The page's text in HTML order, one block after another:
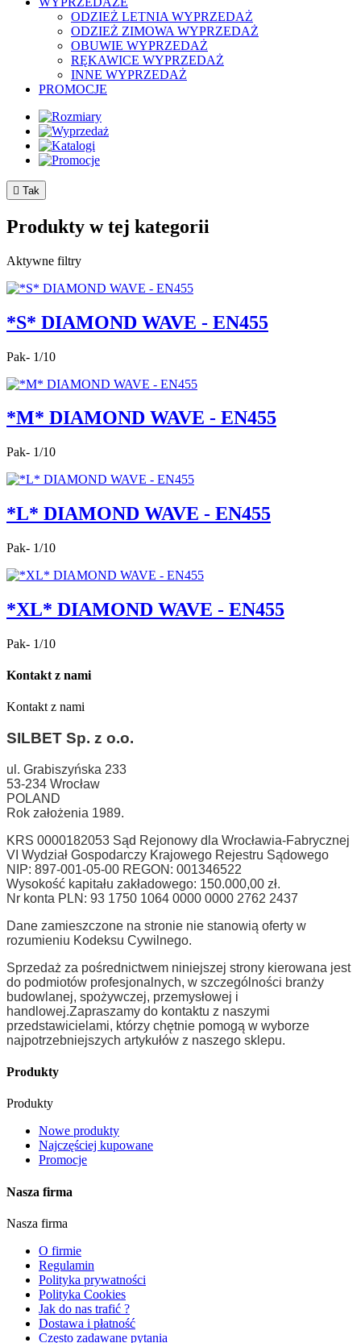
ODZIEŻ LETNIA WYPRZEDAŻ
ODZIEŻ ZIMOWA WYPRZEDAŻ
OBUWIE WYPRZEDAŻ
RĘKAWICE WYPRZEDAŻ
INNE WYPRZEDAŻ
PROMOCJE
 Tak
Produkty w tej kategorii
Aktywne filtry
*S* DIAMOND WAVE - EN455
Pak- 1/10
*M* DIAMOND WAVE - EN455
Pak- 1/10
*L* DIAMOND WAVE - EN455
Pak- 1/10
*XL* DIAMOND WAVE - EN455
Pak- 1/10
Kontakt z nami
Kontakt z nami
SILBET Sp. z o.o.
ul. Grabiszyńska 233
53-234 Wrocław
POLAND
Rok założenia 1989.
KRS 0000182053 Sąd Rejonowy dla Wrocławia-Fabrycznej
VI Wydział Gospodarczy Krajowego Rejestru Sądowego
NIP: 897-001-05-00 REGON: 001346522
Wysokość kapitału zakładowego: 150.000,00 zł.
Nr konta PLN: 93 1750 1064 0000 0000 2762 2437
Dane zamieszczone na stronie nie stanowią oferty w
rozumieniu Kodeksu Cywilnego.
Sprzedaż za pośrednictwem niniejszej strony kierowana jest
do podmiotów profesjonalnych, w szczególności branży
budowlanej, spożywczej, przemysłowej i
handlowej.Zapraszamy do kontaktu z naszymi
przedstawicielami, którzy chętnie pomogą w wyborze
najpotrzebniejszych artykułów z naszego sklepu.
Produkty
Produkty
Nowe produkty
Najczęściej kupowane
Promocje
Nasza firma
Nasza firma
O firmie
Regulamin
Polityka prywatności
Polityka Cookies
Jak do nas trafić ?
Dostawa i płatność
Często zadawane pytania